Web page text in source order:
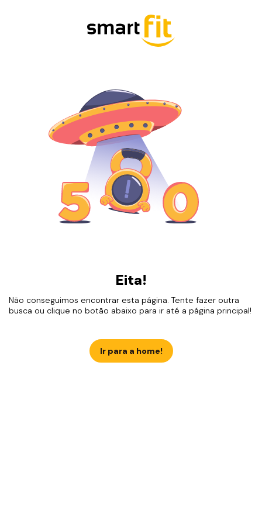
Eita!
Não conseguimos encontrar esta página. Tente fazer outra
busca ou clique no botão abaixo para ir até a página principal!
Ir para a home!